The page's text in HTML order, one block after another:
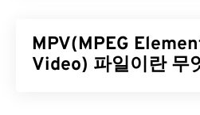
MPV(MPEG
Video) 파일이란 무